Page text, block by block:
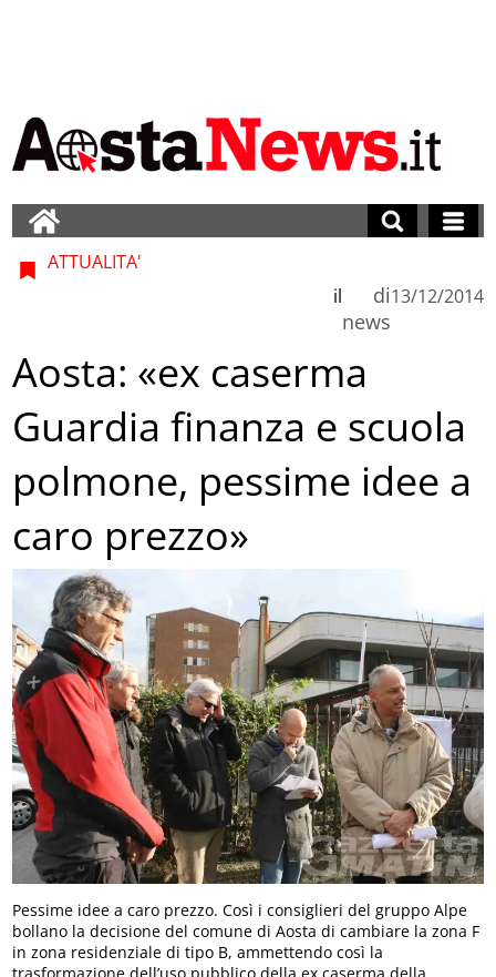
ATTUALITA'
di
news
il 13/12/2014
Aosta: «ex caserma
Guardia finanza e scuola
polmone, pessime idee a
caro prezzo»
Pessime idee a caro prezzo. Così i consiglieri del gruppo Alpe
bollano la decisione del comune di Aosta di cambiare la zona F
in zona residenziale di tipo B, ammettendo così la